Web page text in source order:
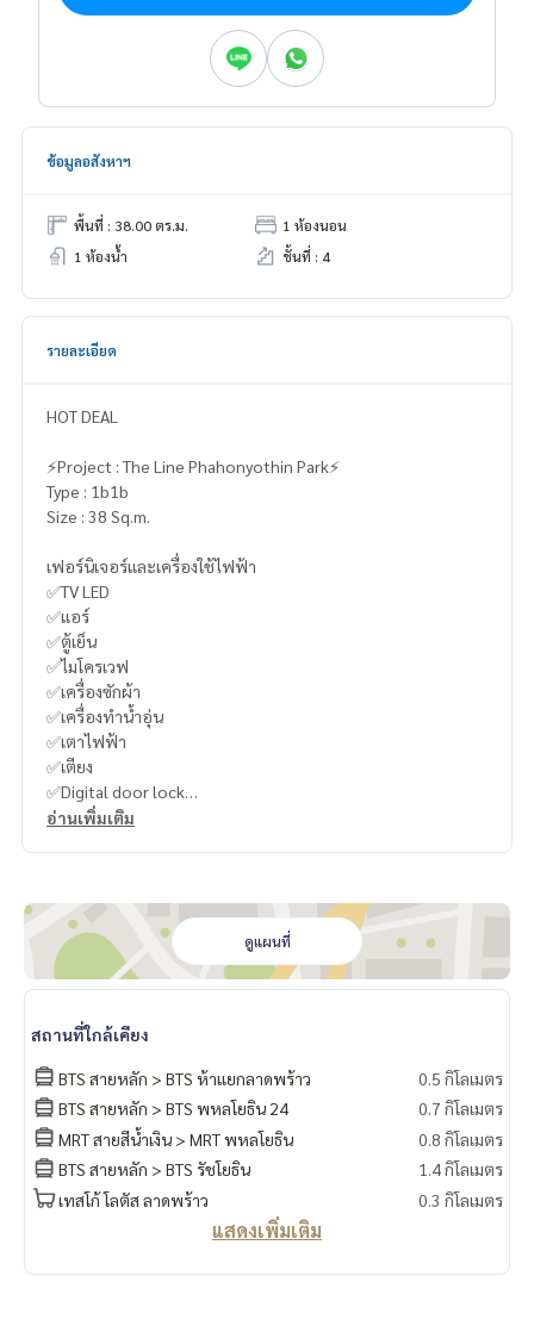
ข้อมูลอสังหาฯ
พื้นที่ : 38.00 ตร.ม.
1 ห้องนอน
1 ห้องน้ำ
ชั้นที่ : 4
รายละเอียด
HOT DEAL
⚡️Project : The Line Phahonyothin Park⚡️
Type : 1b1b
Size : 38 Sq.m.
เฟอร์นิเจอร์และเครื่องใช้ไฟฟ้า
✅TV LED
✅แอร์
✅ตู้เย็น
✅ไมโครเวฟ
✅เครื่องซักผ้า
✅เครื่องทำน้ำอุ่น
✅เตาไฟฟ้า
✅เตียง
✅Digital door lock
✅สระว่ายน้ำ
✅ฟิตเนส
✅ซาวน่า
✅รถรับส่ง
✅ สตรีม
✅สวนหย่อม
✅ห้องสมุด
✅ห้องสันทนาการสำหรับเด็ก
✅กล้องวงจรปิดโครงการ
✅ประตู Key Card
✅รปภ. 24 ช.ม.
⭐️รถไฟฟ้าสายสีเขียว สถานีห้าแยกลาดพร้าว : ประมาณ 300 ม.
อ่านเพิ่มเติม
ดูแผนที่
สถานที่ใกล้เคียง
BTS สายหลัก > BTS ห้าแยกลาดพร้าว
0.5 กิโลเมตร
BTS สายหลัก > BTS พหลโยธิน 24
0.7 กิโลเมตร
MRT สายสีน้ำเงิน > MRT พหลโยธิน
0.8 กิโลเมตร
BTS สายหลัก > BTS รัชโยธิน
1.4 กิโลเมตร
เทสโก้ โลตัส ลาดพร้าว
0.3 กิโลเมตร
แสดงเพิ่มเติม